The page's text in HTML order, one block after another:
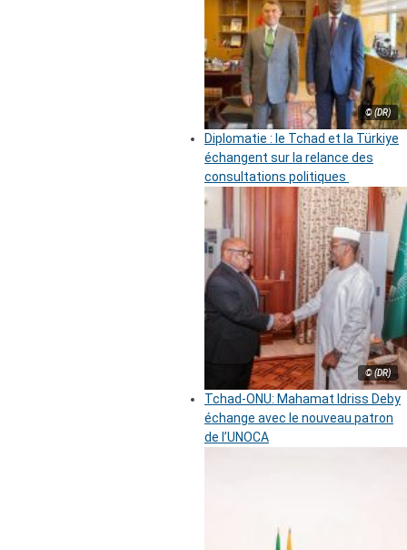
© (DR)
Diplomatie : le Tchad et la Türkiye
échangent sur la relance des
consultations politiques
© (DR)
Tchad-ONU: Mahamat Idriss Deby
échange avec le nouveau patron
de l’UNOCA